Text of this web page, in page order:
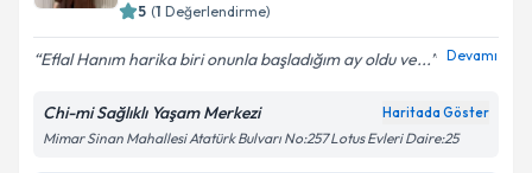
Kişisel verilerimin işlenmesine ilişkinAydınlatma
5 (1 Değerlendirme)
Eflal Hanım harika biri onunla başladığım ay oldu ve... Devamı
Chi-mi Sağlıklı Yaşam Merkezi Haritada Göster
Mimar Sinan Mahallesi Atatürk Bulvarı No:257 Lotus Evleri Daire:25